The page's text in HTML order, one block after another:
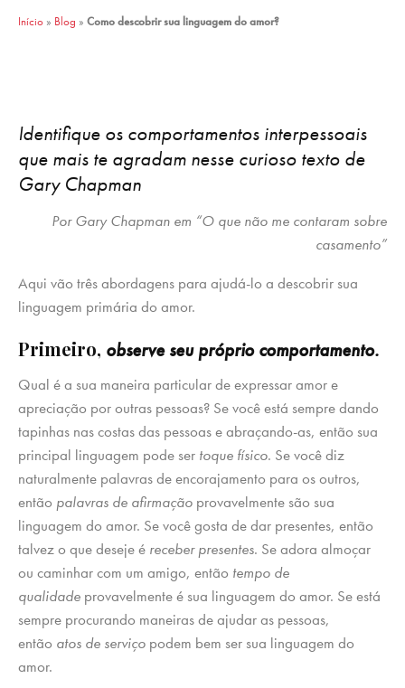
Início » Blog » Como descobrir sua linguagem do amor?
Identifique os comportamentos interpessoais
que mais te agradam nesse curioso texto de
Gary Chapman
Por Gary Chapman em “O que não me contaram sobre
casamento”
Aqui vão três abordagens para ajudá-lo a descobrir sua
linguagem primária do amor.
Primeiro, observe seu próprio comportamento.
Qual é a sua maneira particular de expressar amor e
apreciação por outras pessoas? Se você está sempre dando
tapinhas nas costas das pessoas e abraçando-as, então sua
principal linguagem pode ser toque físico. Se você diz
naturalmente palavras de encorajamento para os outros,
então palavras de afirmação provavelmente são sua
linguagem do amor. Se você gosta de dar presentes, então
talvez o que deseje é receber presentes. Se adora almoçar
ou caminhar com um amigo, então tempo de
qualidade provavelmente é sua linguagem do amor. Se está
sempre procurando maneiras de ajudar as pessoas,
então atos de serviço podem bem ser sua linguagem do
amor.